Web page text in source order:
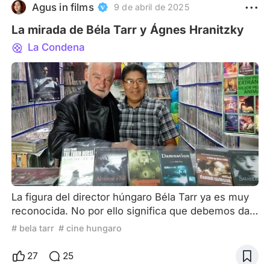
Agus in films 9 de abril de 2025
La mirada de Béla Tarr y Ágnes Hranitzky
La Condena
La figura del director húngaro Béla Tarr ya es muy
reconocida. No por ello significa que debemos dar
por sentado su aporte en el cine. Dado que aún
un cineasta contemporáneo que continúa
# bela tarr # cine hungaro
27 25